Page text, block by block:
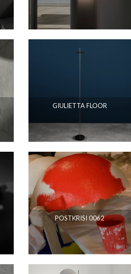
GIULIETTA FLOOR
POSTKRISI 0062